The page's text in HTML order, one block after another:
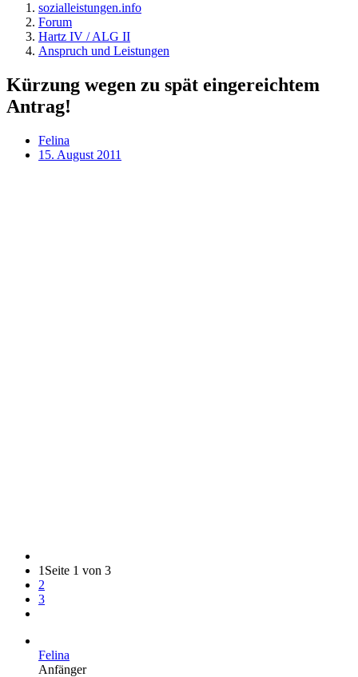
sozialleistungen.info
Forum
Hartz IV / ALG II
Anspruch und Leistungen
Kürzung wegen zu spät eingereichtem
Antrag!
Felina
15. August 2011
1 Seite 1 von 3
2
3
Felina
Anfänger